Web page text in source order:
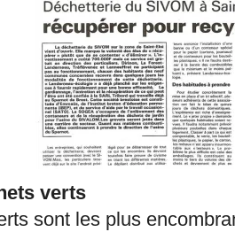
verts
sont les plus